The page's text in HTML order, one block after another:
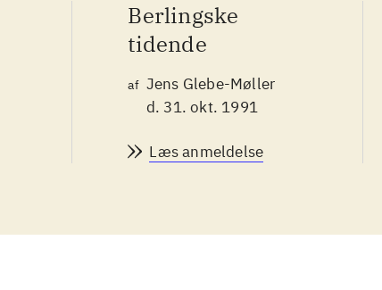
Berlingske
tidende
af Jens Glebe-Møller
d. 31. okt. 1991
Læs anmeldelse